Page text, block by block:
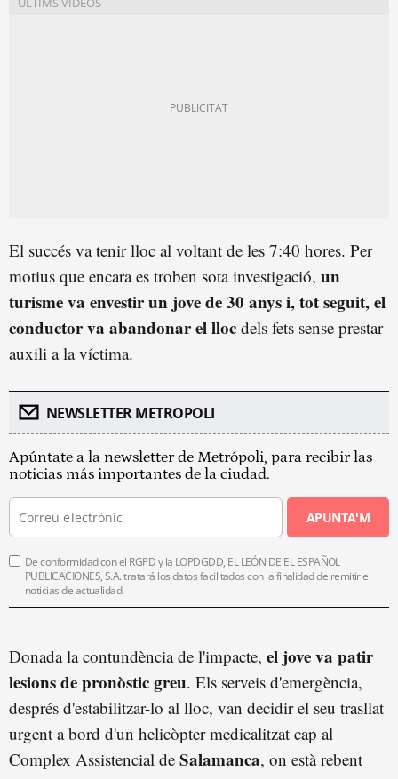
El succés va tenir lloc al voltant de les 7:40 hores. Per
motius que encara es troben sota investigació, un
turisme va envestir un jove de 30 anys i, tot seguit, el
conductor va abandonar el lloc dels fets sense prestar
auxili a la víctima.
NEWSLETTER METROPOLI
Apúntate a la newsletter de Metrópoli, para recibir las
noticias más importantes de la ciudad.
APUNTA'M
De conformidad con el RGPD y la LOPDGDD, EL LEÓN DE EL ESPAÑOL
PUBLICACIONES, S.A. tratará los datos facilitados con la finalidad de remitirle
noticias de actualidad.
Donada la contundència de l'impacte, el jove va patir
lesions de pronòstic greu. Els serveis d'emergència,
després d'estabilitzar-lo al lloc, van decidir el seu trasllat
urgent a bord d'un helicòpter medicalitzat cap al
Complex Assistencial de Salamanca, on està rebent